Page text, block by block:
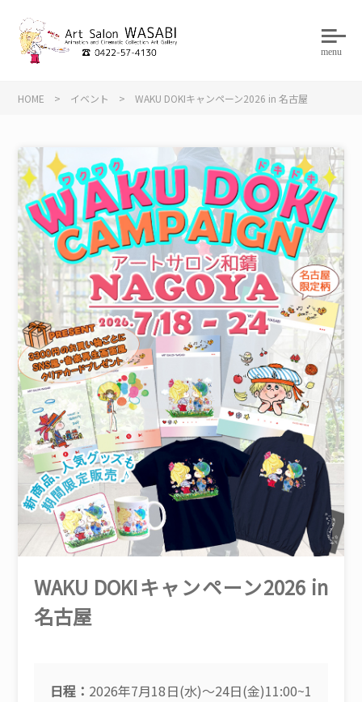
menu
HOME > イベント >WAKU DOKIキャンペーン2026 in 名古屋
WAKU DOKIキャンペーン2026 in
名古屋
日程： 2026年7月18日(水)～24日(金)11:00~1